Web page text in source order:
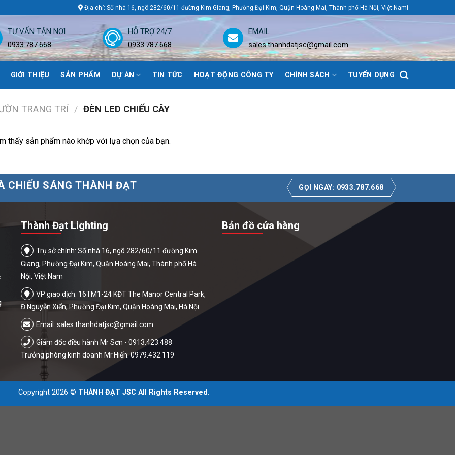
Địa chỉ: Số nhà 16, ngõ 282/60/11 đường Kim Giang, Phường Đại Kim, Quận Hoàng Mai, Thành phố Hà Nội, Việt Nami
TƯ VẤN TẬN NƠI
0933.787.668
HỖ TRỢ 24/7
0933.787.668
EMAIL
sales.thanhdatjsc@gmail.com
GIỚI THIỆU SẢN PHẨM DỰ ÁN TIN TỨC HOẠT ĐỘNG CÔNG TY CHÍNH SÁCH TUYỂN DỤNG
TRANG TRÍ / ĐÈN LED CHIẾU CÂY
thấy sản phẩm nào khớp với lựa chọn của bạn.
CHIẾU SÁNG THÀNH ĐẠT GỌI NGAY: 0933.787.668
Thành Đạt Lighting
Trụ sở chính: Số nhà 16, ngõ 282/60/11 đường Kim
Giang, Phường Đại Kim, Quận Hoàng Mai, Thành phố Hà
Nội, Việt Nam
VP giao dịch: 16TM1-24 KĐT The Manor Central Park,
Đ.Nguyễn Xiển, Phường Đại Kim, Quận Hoàng Mai, Hà Nội.
Email: sales.thanhdatjsc@gmail.com
Giám đốc điều hành Mr Sơn - 0913.423.488
Trưởng phòng kinh doanh Mr.Hiến: 0979.432.119
Bản đồ cửa hàng
Copyright 2026 © THÀNH ĐẠT JSC All Rights Reserved.